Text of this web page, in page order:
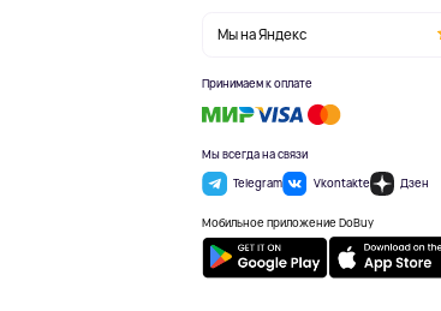
Мы на Яндекс
Принимаем к оплате
Мы всегда на связи
Telegram
Vkontakte Дзен
Мобильное приложение DoBuy